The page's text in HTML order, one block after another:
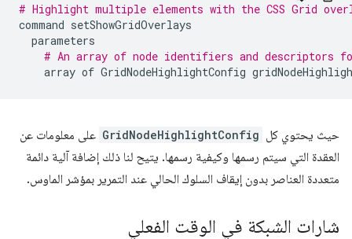
# Highlight multiple elements with the CSS Grid
command setShowGridOverlays
parameters
# An array of node identifiers and descriptors
array of GridNodeHighlightConfig
حيث يحتوي كل GridNodeHighlightConfig على معلومات عن
العقدة التي سيتم رسمها وكيفية رسمها. يتيح لنا ذلك إضافة آلية دائمة
متعددة العناصر بدون إيقاف السلوك الحالي عند التمرير بمؤشر الماوس.
شارات الشبكة في الوقت الفعلي